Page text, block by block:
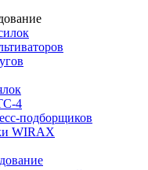
4
подборщиков
WIRAX